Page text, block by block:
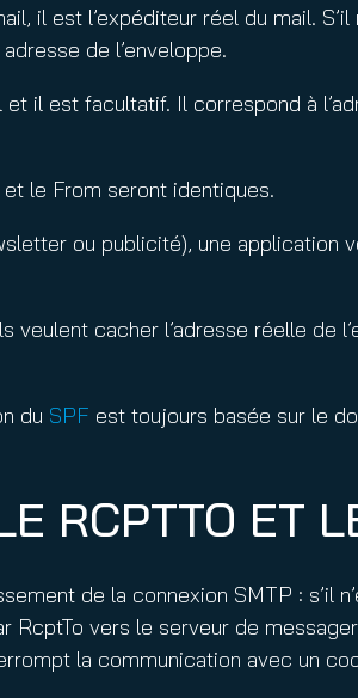
il est l’expéditeur réel du mail.
de l’enveloppe.
il est facultatif. Il correspond à
le From seront identiques.
ou publicité), une
veulent cacher l’adresse réelle de
du SPF est toujours basée sur le
RCPTTO ET
de la connexion SMTP : s’il
vers le serveur de
la communication avec un